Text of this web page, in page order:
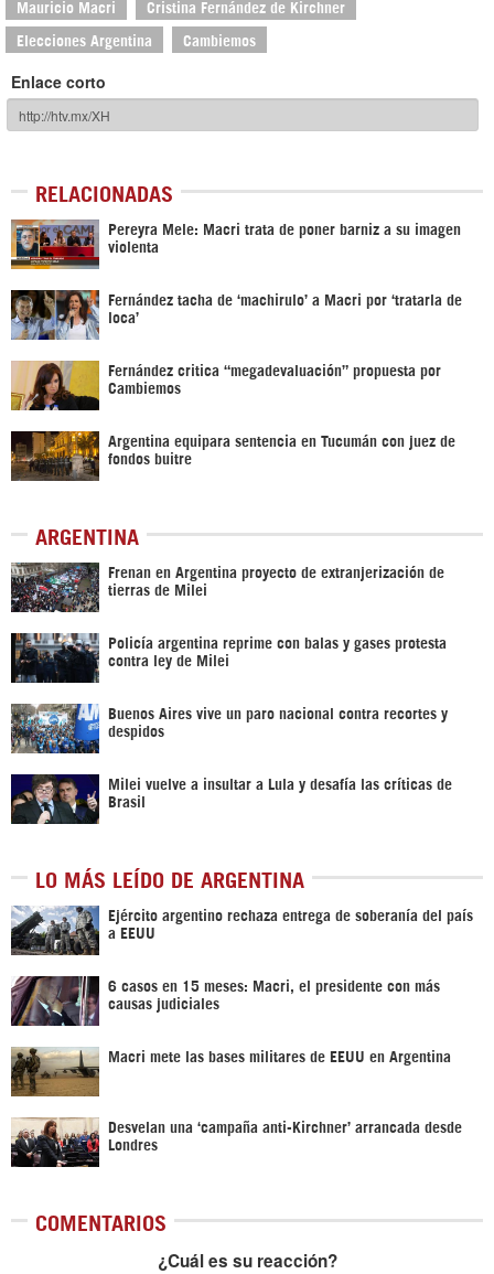
Mauricio Macri Cristina Fernández de Kirchner
Elecciones Argentina Cambiemos
Enlace corto
RELACIONADAS
Pereyra Mele: Macri trata de poner barniz a su imagen
violenta
Fernández tacha de ‘machirulo’ a Macri por ‘tratarla de
loca’
Fernández critica “megadevaluación” propuesta por
Cambiemos
Argentina equipara sentencia en Tucumán con juez de
fondos buitre
ARGENTINA
Frenan en Argentina proyecto de extranjerización de
tierras de Milei
Policía argentina reprime con balas y gases protesta
contra ley de Milei
Buenos Aires vive un paro nacional contra recortes y
despidos
Milei vuelve a insultar a Lula y desafía las críticas de
Brasil
LO MÁS LEÍDO DE ARGENTINA
Ejército argentino rechaza entrega de soberanía del país
a EEUU
6 casos en 15 meses: Macri, el presidente con más
causas judiciales
Macri mete las bases militares de EEUU en Argentina
Desvelan una ‘campaña anti-Kirchner’ arrancada desde
Londres
COMENTARIOS